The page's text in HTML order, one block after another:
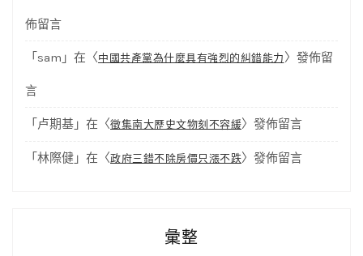
佈留言
「 sam 」在〈中國共產黨為什麼具有強烈的糾錯能力 〉發佈留
言
「 卢期基 」在〈徵集南大歷史文物刻不容緩〉發佈留言
「 林際健 」在〈政府三錯不除房價只漲不跌〉發佈留言
彙整